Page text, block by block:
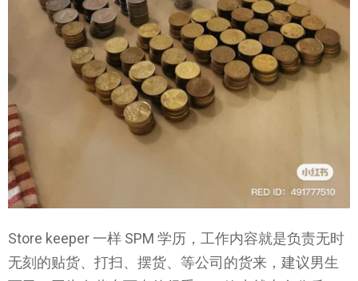
Store keeper 一样 SPM 学历，工作内容就是负责无时
无刻的贴货、打扫、摆货、等公司的货来，建议男生